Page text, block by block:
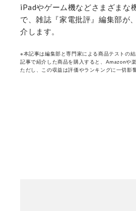
iPadやゲーム機などさまざまな
で、雑誌『家電批評』編集部が
介します。
※本記事は編集部と専門家による商品テストの結
記事で紹介した商品を購入すると、Amazonや
ただし、この収益は評価やランキングに一切影